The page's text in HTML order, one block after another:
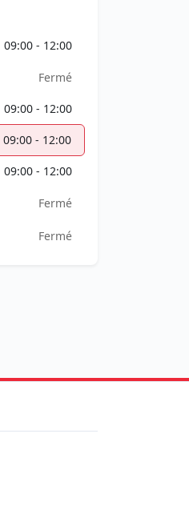
09:00 - 12:00
Fermé
09:00 - 12:00
09:00 - 12:00
09:00 - 12:00
Fermé
Fermé